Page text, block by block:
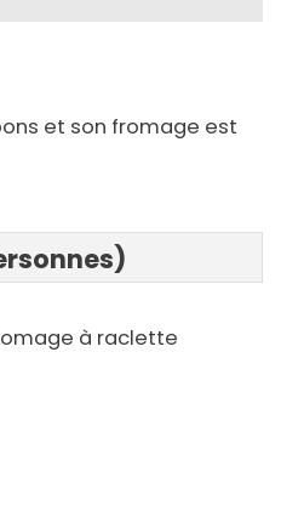
et son fromage est
à raclette